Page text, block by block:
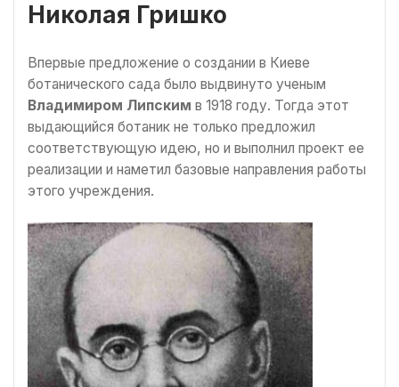
Николая Гришко
Впервые предложение о создании в Киеве
ботанического сада было выдвинуто ученым
Владимиром Липским в 1918 году. Тогда этот
выдающийся ботаник не только предложил
соответствующую идею, но и выполнил проект ее
реализации и наметил базовые направления работы
этого учреждения.